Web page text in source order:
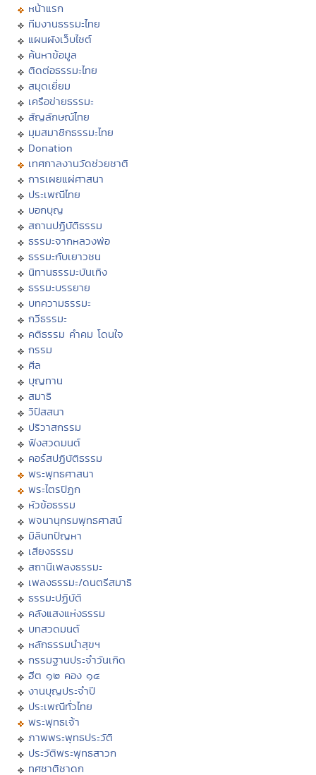
หน้าแรก
ทีมงานธรรมะไทย
แผนผังเว็บไซต์
ค้นหาข้อมูล
ติดต่อธรรมะไทย
สมุดเยี่ยม
เครือข่ายธรรมะ
สัญลักษณ์ไทย
มุมสมาชิกธรรมะไทย
Donation
เทศกาลงานวัดช่วยชาติ
การเผยแผ่ศาสนา
ประเพณีไทย
บอกบุญ
สถานปฏิบัติธรรม
ธรรมะจากหลวงพ่อ
ธรรมะกับเยาวชน
นิทานธรรมะบันเทิง
ธรรมะบรรยาย
บทความธรรมะ
กวีธรรมะ
คติธรรม คำคม โดนใจ
กรรม
ศีล
บุญทาน
สมาธิ
วิปัสสนา
ปริวาสกรรม
ฟังสวดมนต์
คอร์สปฏิบัติธรรม
พระพุทธศาสนา
พระไตรปิฏก
หัวข้อธรรม
พจนานุกรมพุทธศาสน์
มิลินทปัญหา
เสียงธรรม
สถานีเพลงธรรมะ
เพลงธรรมะ/ดนตรีสมาธิ
ธรรมะปฏิบัติ
คลังแสงแห่งธรรม
บทสวดมนต์
หลักธรรมนำสุขฯ
กรรมฐานประจำวันเกิด
ฮีต ๑๒ คอง ๑๔
งานบุญประจำปี
ประเพณีทั่วไทย
พระพุทธเจ้า
ภาพพระพุทธประวัติ
ประวัติพระพุทธสาวก
ทศชาติชาดก